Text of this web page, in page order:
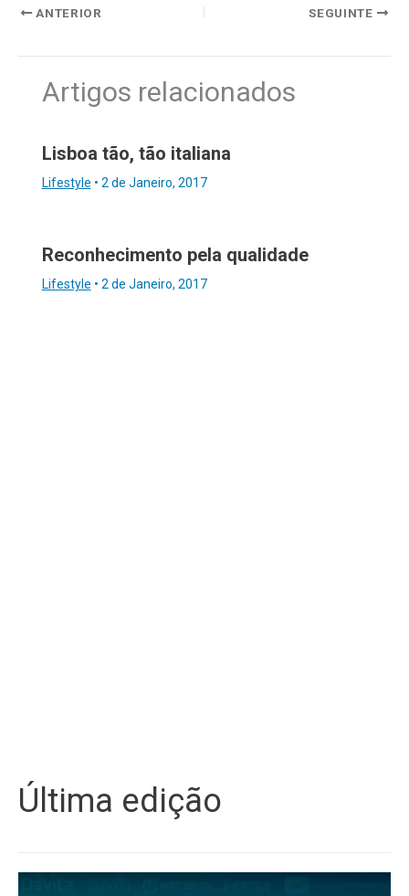
ANTERIOR SEGUINTE
Artigos relacionados
Lisboa tão, tão italiana
Lifestyle • 2 de Janeiro, 2017
Reconhecimento pela qualidade
Lifestyle • 2 de Janeiro, 2017
Última edição